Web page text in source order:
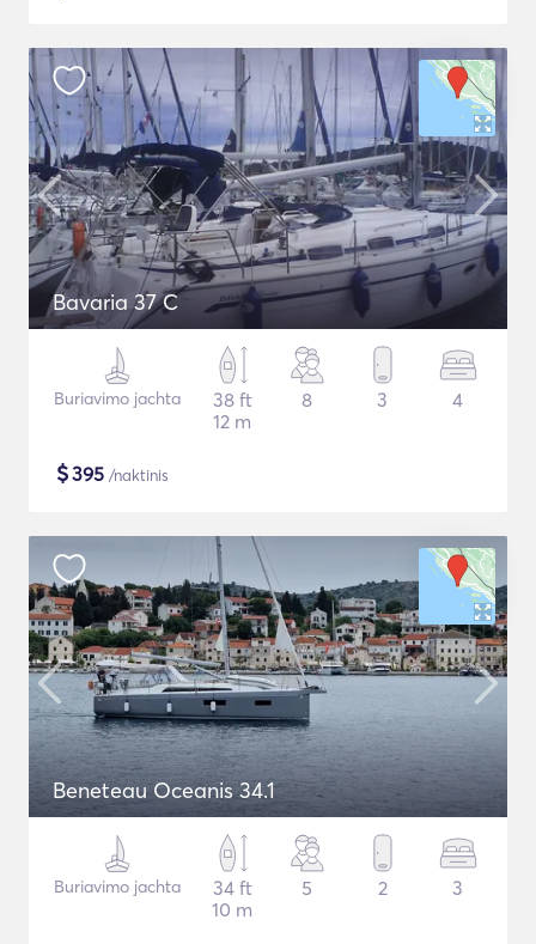
Bavaria 37 C
Buriavimo jachta
38 ft
12 m
8 3 4
$395 /naktinis
Beneteau Oceanis 34.1
Buriavimo jachta
34 ft
10 m
5 2 3